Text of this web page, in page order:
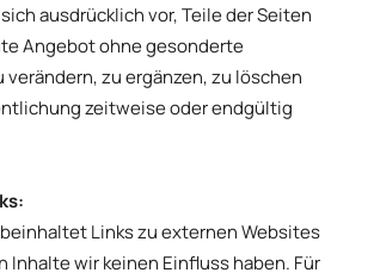
ausdrücklich vor, Teile der Seiten
Angebot ohne gesonderte
verändern, zu ergänzen, zu löschen
zeitweise oder endgültig
Links zu externen Websites
Inhalte wir keinen Einfluss haben. Für